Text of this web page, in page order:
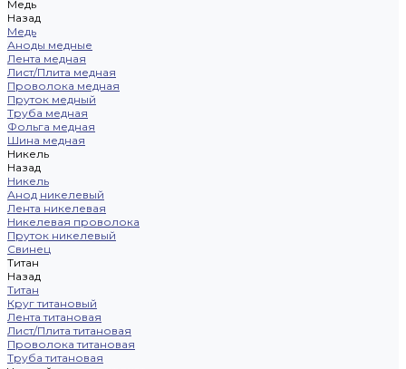
Медь
Назад
Медь
Аноды медные
Лента медная
Лист/Плита медная
Проволока медная
Пруток медный
Труба медная
Фольга медная
Шина медная
Никель
Назад
Никель
Анод никелевый
Лента никелевая
Никелевая проволока
Пруток никелевый
Свинец
Титан
Назад
Титан
Круг титановый
Лента титановая
Лист/Плита титановая
Проволока титановая
Труба титановая